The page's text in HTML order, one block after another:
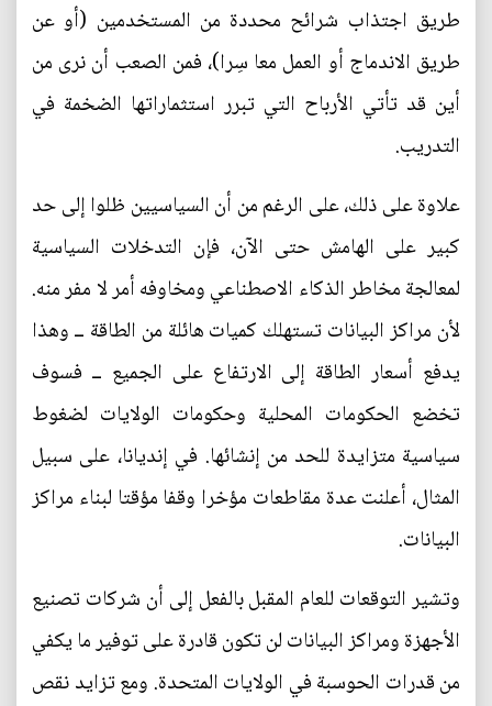
طريق اجتذاب شرائح محددة من المستخدمين (أو عن
طريق الاندماج أو العمل معا سِرا)، فمن الصعب أن نرى من
أين قد تأتي الأرباح التي تبرر استثماراتها الضخمة في
التدريب.
علاوة على ذلك، على الرغم من أن السياسيين ظلوا إلى حد
كبير على الهامش حتى الآن، فإن التدخلات السياسية
لمعالجة مخاطر الذكاء الاصطناعي ومخاوفه أمر لا مفر منه.
لأن مراكز البيانات تستهلك كميات هائلة من الطاقة ــ وهذا
يدفع أسعار الطاقة إلى الارتفاع على الجميع ــ فسوف
تخضع الحكومات المحلية وحكومات الولايات لضغوط
سياسية متزايدة للحد من إنشائها. في إنديانا، على سبيل
المثال، أعلنت عدة مقاطعات مؤخرا وقفا مؤقتا لبناء مراكز
البيانات.
وتشير التوقعات للعام المقبل بالفعل إلى أن شركات تصنيع
الأجهزة ومراكز البيانات لن تكون قادرة على توفير ما يكفي
من قدرات الحوسبة في الولايات المتحدة. ومع تزايد نقص